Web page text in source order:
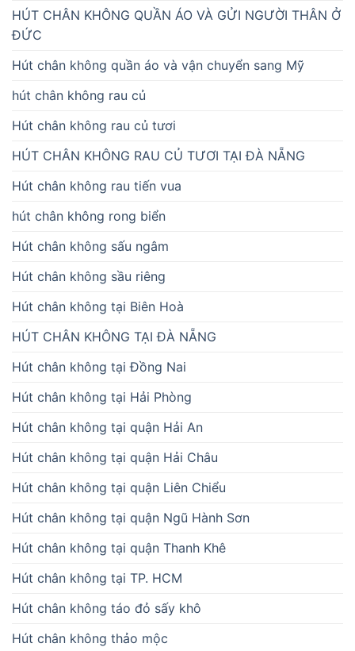
HÚT CHÂN KHÔNG QUẦN ÁO VÀ GỬI NGƯỜI THÂN Ở
ĐỨC
Hút chân không quần áo và vận chuyển sang Mỹ
hút chân không rau củ
Hút chân không rau củ tươi
HÚT CHÂN KHÔNG RAU CỦ TƯƠI TẠI ĐÀ NẴNG
Hút chân không rau tiến vua
hút chân không rong biển
Hút chân không sấu ngâm
Hút chân không sầu riêng
Hút chân không tại Biên Hoà
HÚT CHÂN KHÔNG TẠI ĐÀ NẴNG
Hút chân không tại Đồng Nai
Hút chân không tại Hải Phòng
Hút chân không tại quận Hải An
Hút chân không tại quận Hải Châu
Hút chân không tại quận Liên Chiểu
Hút chân không tại quận Ngũ Hành Sơn
Hút chân không tại quận Thanh Khê
Hút chân không tại TP. HCM
Hút chân không táo đỏ sấy khô
Hút chân không thảo mộc